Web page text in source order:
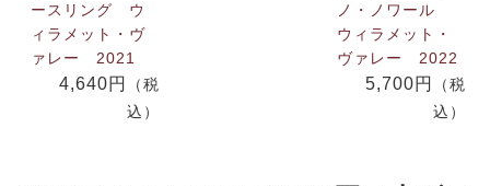
ースリング ウ
ィラメット・ヴ
ァレー 2021
4,640円
（税
込）
ノ・ノワール
ウィラメット・
ヴァレー 2022
5,700円
（税
込）